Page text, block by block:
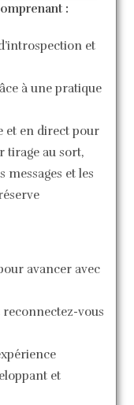
:
et
à une pratique
et en direct pour
tirage au sort,
messages et les
avancer avec
reconnectez-vous
et